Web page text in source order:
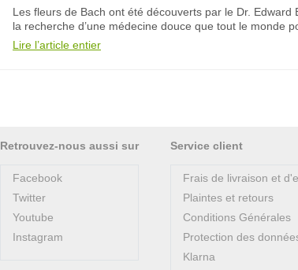
Les fleurs de Bach ont été découverts par le Dr.
la recherche d’une médecine douce que tout le monde
Lire l’article entier
Retrouvez-nous aussi sur
Facebook
Twitter
Youtube
Instagram
Service client
Frais de livraison et
Plaintes et retours
Conditions Générales
Protection des
Klarna